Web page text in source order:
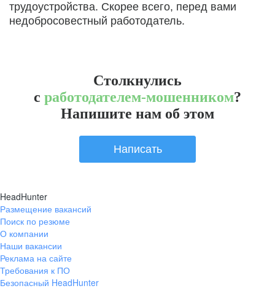
трудоустройства. Скорее всего, перед вами
недобросовестный работодатель.
Столкнулись
с работодателем-мошенником?
Напишите нам об этом
Написать
HeadHunter
Размещение вакансий
Поиск по резюме
О компании
Наши вакансии
Реклама на сайте
Требования к ПО
Безопасный HeadHunter